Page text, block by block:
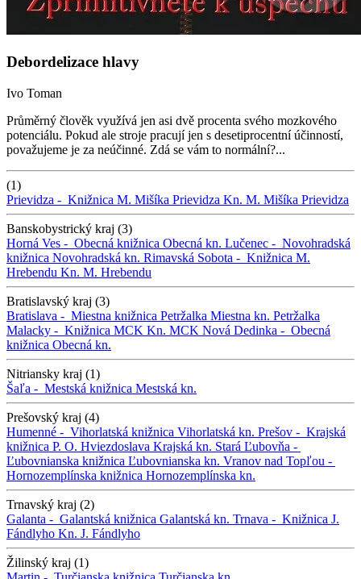
Debordelizace hlavy
Ivo Toman
Průměrný člověk využívá jen asi dvě procenta svého mozkového
potenciálu. Pokud ale stroje pracují jen s desetiprocentní účinností,
považujeme je za neúčinné. Zdá se vám to normální?...
(1)
Prievidza - Knižnica M. Mišíka Prievidza Kn. M. Mišíka Prievidza
Banskobystrický kraj (3)
Horná Ves - Obecná knižnica Obecná kn. Lučenec - Novohradská
knižnica Novohradská kn. Rimavská Sobota - Knižnica M.
Hrebendu Kn. M. Hrebendu
Bratislavský kraj (3)
Bratislava - Miestna knižnica Petržalka Miestna kn. Petržalka
Malacky - Knižnica MCK Kn. MCK Nová Dedinka - Obecná
knižnica Obecná kn.
Nitriansky kraj (1)
Šaľa - Mestská knižnica Mestská kn.
Prešovský kraj (4)
Humenné - Vihorlatská knižnica Vihorlatská kn. Prešov - Krajská
knižnica P. O. Hviezdoslava Krajská kn. Stará Ľubovňa -
Ľubovnianska knižnica Ľubovnianska kn. Vranov nad Topľou -
Hornozemplínska knižnica Hornozemplínska kn.
Trnavský kraj (2)
Galanta - Galantská knižnica Galantská kn. Trnava - Knižnica J.
Fándlyho Kn. J. Fándlyho
Žilinský kraj (1)